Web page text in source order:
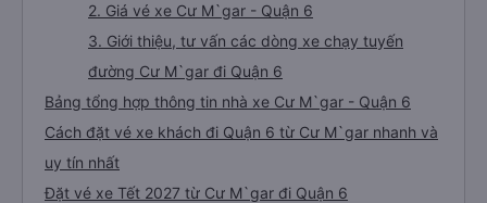
2. Giá vé xe Cư M`gar - Quận 6
3. Giới thiệu, tư vấn các dòng xe chạy tuyến
đường Cư M`gar đi Quận 6
Bảng tổng hợp thông tin nhà xe Cư M`gar - Quận 6
Cách đặt vé xe khách đi Quận 6 từ Cư M`gar nhanh và
uy tín nhất
Đặt vé xe Tết 2027 từ Cư M`gar đi Quận 6